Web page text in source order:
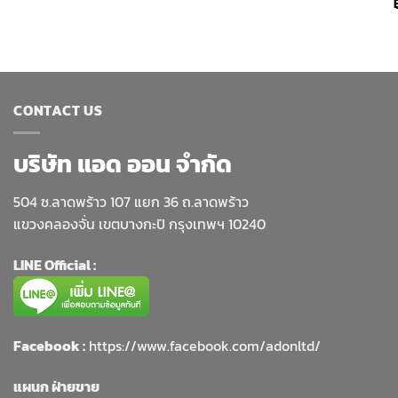
CONTACT US
บริษัท แอด ออน จำกัด
504 ซ.ลาดพร้าว 107 แยก 36 ถ.ลาดพร้าว
แขวงคลองจั่น เขตบางกะปิ กรุงเทพฯ 10240
LINE Official :
Facebook : https://www.facebook.com/adonltd/
แผนก ฝ่ายขาย